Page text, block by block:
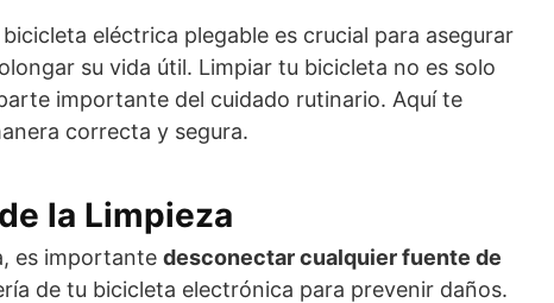
eléctrica plegable es crucial para asegurar
su vida útil. Limpiar tu bicicleta no es solo
importante del cuidado rutinario. Aquí te
correcta y segura.
la Limpieza
es importante desconectar cualquier fuente de
de tu bicicleta electrónica para prevenir daños.